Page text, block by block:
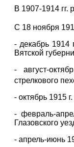
В 1907-1914 гг.
С 18 ноября
- декабрь 1914
Вятской
- август-
стрелкового
- октябрь 1915
- февраль-
Глазовского
- апрель-июнь